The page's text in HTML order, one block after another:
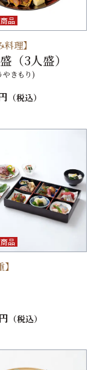
品
料理】
（3人盛）
やきもり)
（税込）
品
円 （税込）